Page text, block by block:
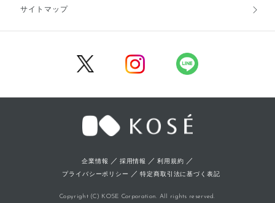
キャンセル・返品・交換
サイトマップ
企業情報 ／ 採用情報 ／利用規約 ／
プライバシーポリシー ／特定商取引法に基づく表記
Copyright (C) KOSE Corporation. All rights reserved.